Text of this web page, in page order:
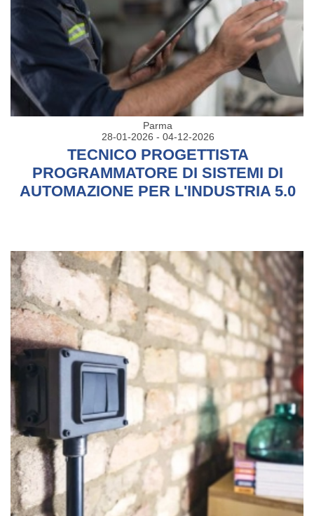
Parma
28-01-2026 - 04-12-2026
TECNICO PROGETTISTA
PROGRAMMATORE DI SISTEMI DI
AUTOMAZIONE PER L'INDUSTRIA 5.0